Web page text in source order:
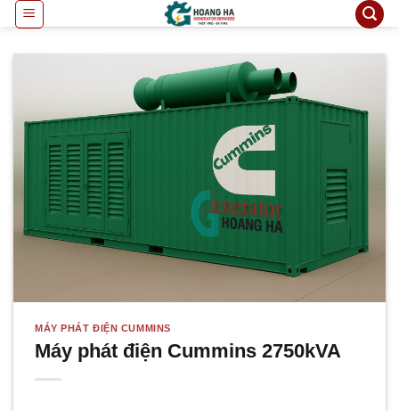
qua
nội
MÁY PHÁT ĐIỆN CUMMINS
Máy phát điện Cummins 2750kVA